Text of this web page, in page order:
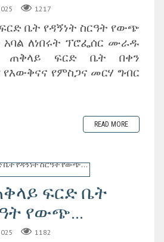
1217
ቤት የዳኝነት ስርዓት የውጭ
ለነበሩት ፕሮፌሰር ሙራዱ
ጠቅላይ ፍርድ ቤት በቀን
የእውቅናና የምስጋና መርሃ ግብር
READ MORE
ፍርድ ቤት
የውጭ...
1182